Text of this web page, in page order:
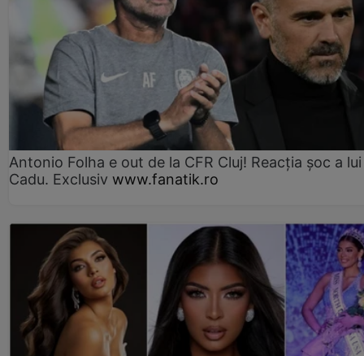
Antonio Folha e out de la CFR Cluj! Reacția șoc a lui
Cadu. Exclusiv www.fanatik.ro